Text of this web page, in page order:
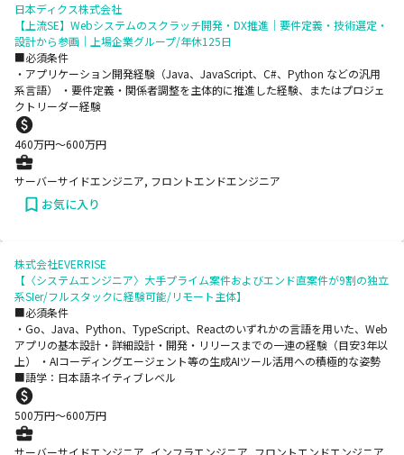
日本ディクス株式会社
【上流SE】Webシステムのスクラッチ開発・DX推進｜要件定義・技術選定・
設計から参画｜上場企業グループ/年休125日
■必須条件
・アプリケーション開発経験（Java、JavaScript、C#、Python などの汎用
系言語） ・要件定義・関係者調整を主体的に推進した経験、またはプロジェ
クトリーダー経験
460万円〜600万円
サーバーサイドエンジニア, フロントエンドエンジニア
お気に入り
株式会社EVERRISE
【〈システムエンジニア〉大手プライム案件およびエンド直案件が9割の独立
系SIer/フルスタックに経験可能/リモート主体】
■必須条件
・Go、Java、Python、TypeScript、Reactのいずれかの言語を用いた、Web
アプリの基本設計・詳細設計・開発・リリースまでの一連の経験（目安3年以
上） ・AIコーディングエージェント等の生成AIツール活用への積極的な姿勢
■語学：日本語ネイティブレベル
500万円〜600万円
サーバーサイドエンジニア, インフラエンジニア, フロントエンドエンジニア